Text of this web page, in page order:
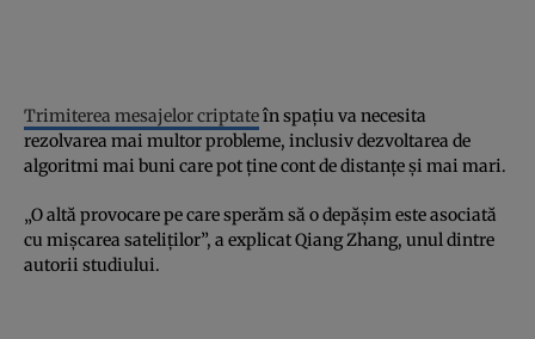
Trimiterea mesajelor criptateîn spațiu va necesita
rezolvarea mai multor probleme, inclusiv dezvoltarea de
algoritmi mai buni care pot ține cont de distanțe și mai mari.
„O altă provocare pe care sperăm să o depășim este asociată
cu mișcarea sateliților”, a explicat Qiang Zhang, unul dintre
autorii studiului.